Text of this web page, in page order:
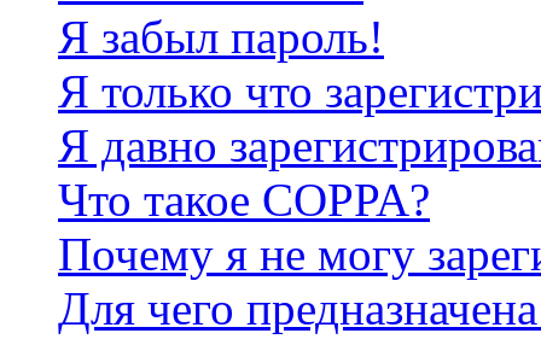
Я забыл пароль!
Я только что
Я давно
Что такое COPPA?
Почему я не могу
Для чего